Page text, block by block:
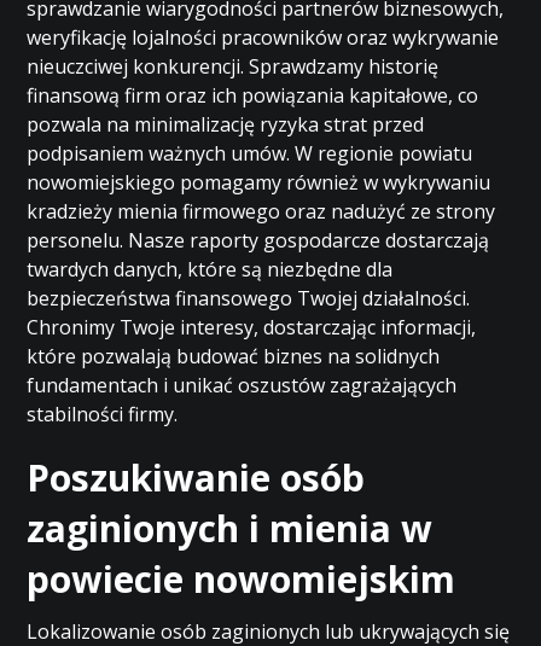
sprawdzanie wiarygodności partnerów biznesowych,
weryfikację lojalności pracowników oraz wykrywanie
nieuczciwej konkurencji. Sprawdzamy historię
finansową firm oraz ich powiązania kapitałowe, co
pozwala na minimalizację ryzyka strat przed
podpisaniem ważnych umów. W regionie powiatu
nowomiejskiego pomagamy również w wykrywaniu
kradzieży mienia firmowego oraz nadużyć ze strony
personelu. Nasze raporty gospodarcze dostarczają
twardych danych, które są niezbędne dla
bezpieczeństwa finansowego Twojej działalności.
Chronimy Twoje interesy, dostarczając informacji,
które pozwalają budować biznes na solidnych
fundamentach i unikać oszustów zagrażających
stabilności firmy.
Poszukiwanie osób
zaginionych i mienia w
powiecie nowomiejskim
Lokalizowanie osób zaginionych lub ukrywających się